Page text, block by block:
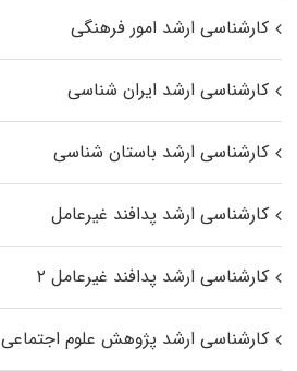
کارشناسی ارشد امور فرهنگی
کارشناسی ارشد ایران شناسی
کارشناسی ارشد باستان شناسی
کارشناسی ارشد پدافند غیرعامل
کارشناسی ارشد پدافند غیرعامل ۲
کارشناسی ارشد پژوهش علوم اجتماعی